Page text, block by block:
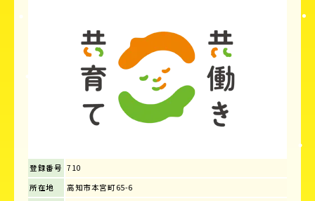
登録番号 710
所在地
高知市本宮町65-6